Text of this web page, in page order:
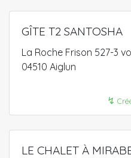
GÎTE T2 SANTOSHA
La Roche Frison 527-3
04510 Aiglun
↯
LE CHALET À